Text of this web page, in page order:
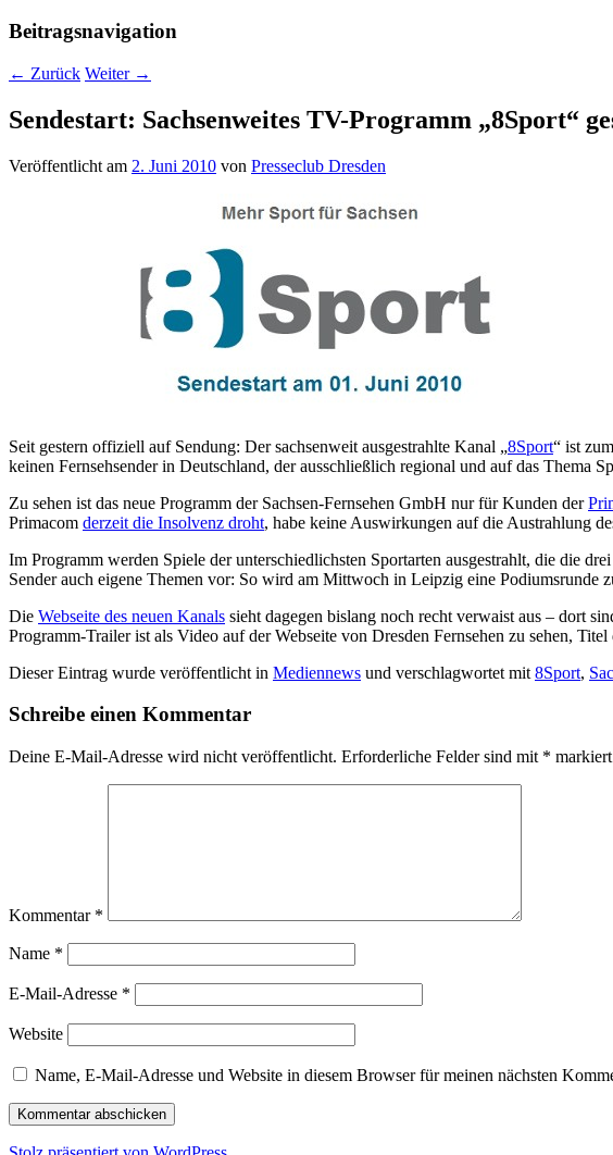
Beitragsnavigation
← Zurück Weiter →
Sendestart: Sachsenweites TV-Programm „8Sport“
Veröffentlicht am 2. Juni 2010 von Presseclub Dresden
Seit gestern offiziell auf Sendung: Der sachsenweit ausgestrahlte Kanal „8Sport“ ist
keinen Fernsehsender in Deutschland, der ausschließlich regional und auf das Thema
Zu sehen ist das neue Programm der Sachsen-Fernsehen GmbH nur für Kunden der
Primacom derzeit die Insolvenz droht, habe keine Auswirkungen auf die Austrahlung
Im Programm werden Spiele der unterschiedlichsten Sportarten ausgestrahlt, die die
Sender auch eigene Themen vor: So wird am Mittwoch in Leipzig eine Podiumsrunde
Die Webseite des neuen Kanals sieht dagegen bislang noch recht verwaist aus – dort
Programm-Trailer ist als Video auf der Webseite von Dresden Fernsehen zu sehen,
Dieser Eintrag wurde veröffentlicht in Mediennews und verschlagwortet mit 8Sport,
Schreibe einen Kommentar
Deine E-Mail-Adresse wird nicht veröffentlicht. Erforderliche Felder sind mit * markiert
Kommentar *
Name *
E-Mail-Adresse *
Website
Name, E-Mail-Adresse und Website in diesem Browser für meinen nächsten